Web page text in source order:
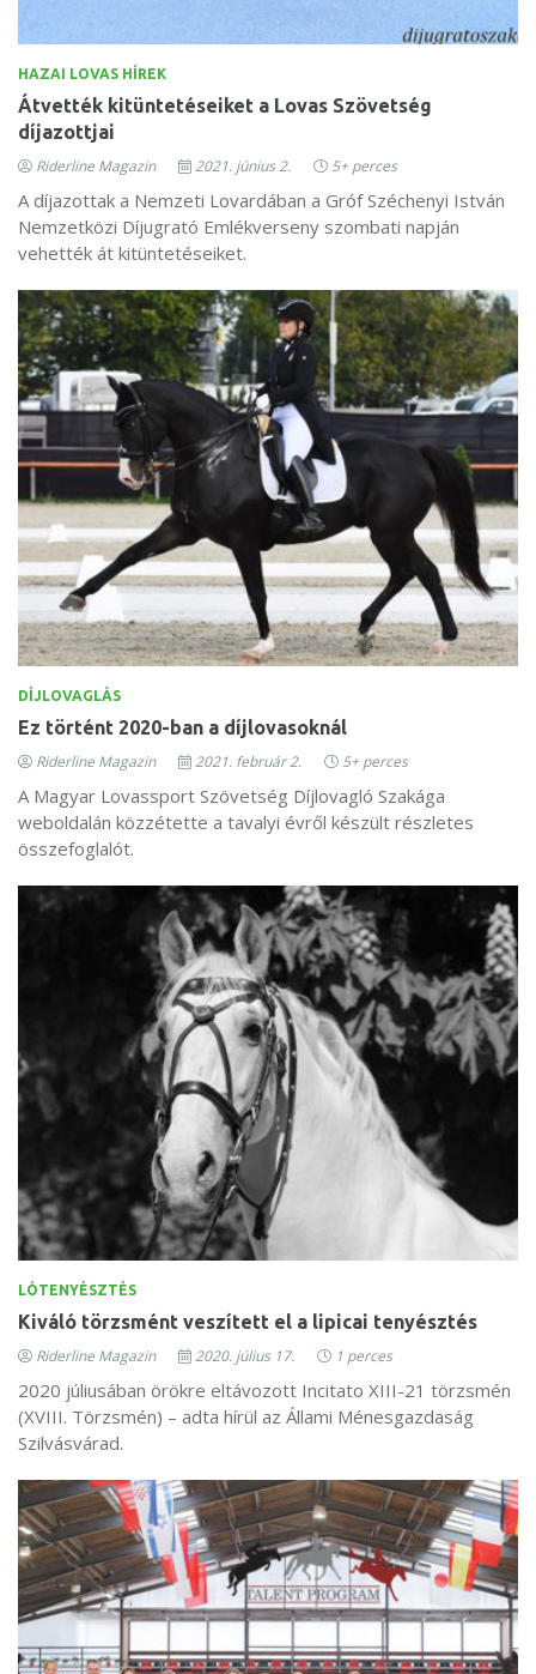
HAZAI LOVAS HÍREK
Átvették kitüntetéseiket a Lovas Szövetség
díjazottjai
Riderline Magazin 2021. június 2. 5+ perces
A díjazottak a Nemzeti Lovardában a Gróf Széchenyi István
Nemzetközi Díjugrató Emlékverseny szombati napján
vehették át kitüntetéseiket.
DÍJLOVAGLÁS
Ez történt 2020-ban a díjlovasoknál
Riderline Magazin 2021. február 2. 5+ perces
A Magyar Lovassport Szövetség Díjlovagló Szakága
weboldalán közzétette a tavalyi évről készült részletes
összefoglalót.
LÓTENYÉSZTÉS
Kiváló törzsmént veszített el a lipicai tenyésztés
Riderline Magazin 2020. július 17. 1 perces
2020 júliusában örökre eltávozott Incitato XIII-21 törzsmén
(XVIII. Törzsmén) – adta hírül az Állami Ménesgazdaság
Szilvásvárad.